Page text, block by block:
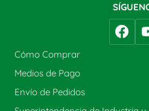
Cómo Comprar
Medios de Pago
Envío de Pedidos